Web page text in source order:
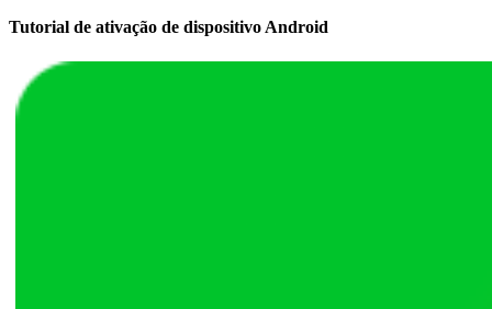
Tutorial de ativação de dispositivo Android